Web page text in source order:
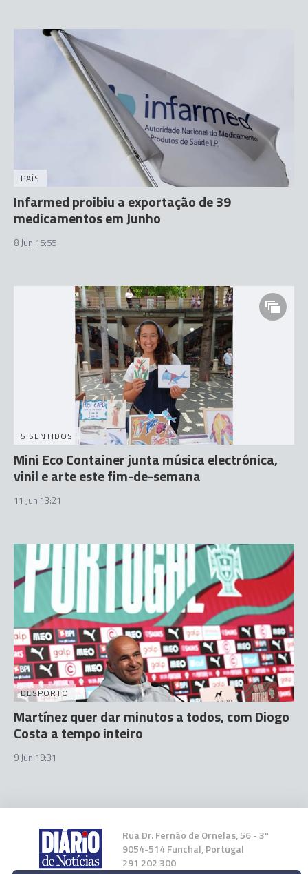
PAÍS
Infarmed proibiu a exportação de 39
medicamentos em Junho
8 Jun 15:55
5 SENTIDOS
Mini Eco Container junta música electrónica,
vinil e arte este fim-de-semana
11 Jun 13:21
DESPORTO
Martínez quer dar minutos a todos, com Diogo
Costa a tempo inteiro
9 Jun 19:31
Rua Dr. Fernão de Ornelas, 56 - 3º
9054-514 Funchal, Portugal
291 202 300